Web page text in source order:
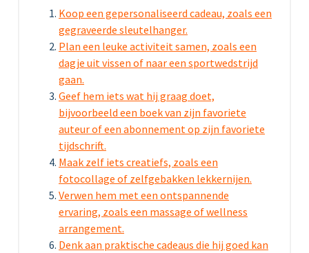
Koop een gepersonaliseerd cadeau, zoals een
gegraveerde sleutelhanger.
Plan een leuke activiteit samen, zoals een
dagje uit vissen of naar een sportwedstrijd
gaan.
Geef hem iets wat hij graag doet,
bijvoorbeeld een boek van zijn favoriete
auteur of een abonnement op zijn favoriete
tijdschrift.
Maak zelf iets creatiefs, zoals een
fotocollage of zelfgebakken lekkernijen.
Verwen hem met een ontspannende
ervaring, zoals een massage of wellness
arrangement.
Denk aan praktische cadeaus die hij goed kan